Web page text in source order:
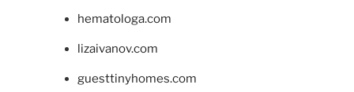
hematologa.com
lizaivanov.com
guesttinyhomes.com